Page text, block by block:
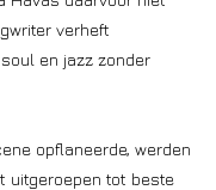
verheft
en jazz zonder
opflaneerde, werden
uitgeroepen tot beste